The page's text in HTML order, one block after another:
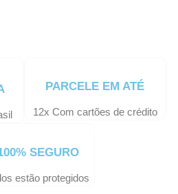
PARCELE EM ATÉ
12x Com cartões de crédito
SEGURO
estão protegidos